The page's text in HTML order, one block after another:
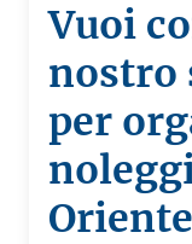
Vuoi
nostro
per